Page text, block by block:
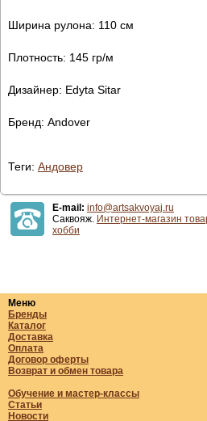
Ширина рулона: 110 см
Плотность: 145 гр/м
Дизайнер: Edyta Sitar
Бренд: Andover
Теги: Андовер
E-mail: info@artsakvoyaj.ru
Саквояж. Интернет-магазин
хобби
Меню
Бренды
Каталог
Доставка
Оплата
Договор оферты
Возврат и обмен товара
Обучение и мастер-классы
Статьи
Новости